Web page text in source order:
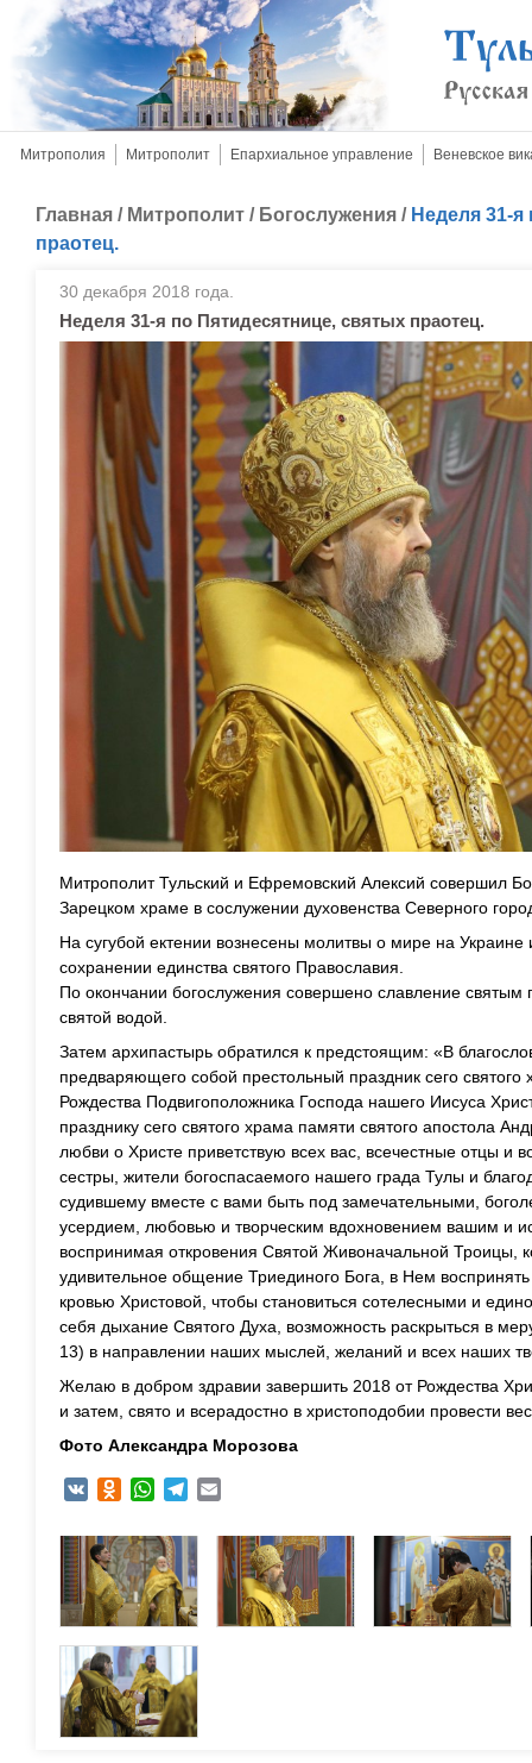
Митрополия Митрополит Епархиальное управление Веневское
Главная / Митрополит / Богослужения / Неделя 31-
праотец.
30 декабря 2018 года.
Неделя 31-я по Пятидесятнице, святых праотец.
Митрополит Тульский и Ефремовский Алексий совершил
Зарецком храме в сослужении духовенства Северного
На сугубой ектении вознесены молитвы о мире на
сохранении единства святого Православия.
По окончании богослужения совершено славление
святой водой.
Затем архипастырь обратился к предстоящим: «В
предваряющего собой престольный праздник сего
Рождества Подвигоположника Господа нашего Иисуса
празднику сего святого храма памяти святого апостола
любви о Христе приветствую всех вас, всечестные отцы и
сестры, жители богоспасаемого нашего града Тулы и
судившему вместе с вами быть под замечательными,
усердием, любовью и творческим вдохновением вашим и
воспринимая откровения Святой Живоначальной Троицы,
удивительное общение Триединого Бога, в Нем
кровью Христовой, чтобы становиться сотелесными и
себя дыхание Святого Духа, возможность раскрыться в
13) в направлении наших мыслей, желаний и всех наших
Желаю в добром здравии завершить 2018 от Рождества
и затем, свято и всерадостно в христоподобии провести
Фото Александра Морозова
VK Odnoklassniki
WhatsAppTelegram